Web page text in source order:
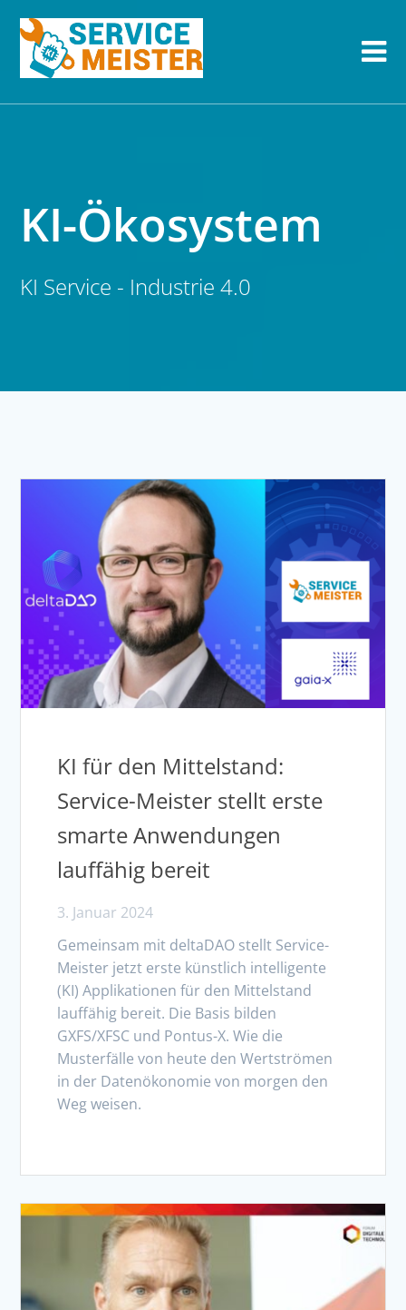
KI-Ökosystem
KI Service - Industrie 4.0
KI für den Mittelstand:
Service-Meister stellt erste
smarte Anwendungen
lauffähig bereit
3. Januar 2024
Gemeinsam mit deltaDAO stellt Service-
Meister jetzt erste künstlich intelligente
(KI) Applikationen für den Mittelstand
lauffähig bereit. Die Basis bilden
GXFS/XFSC und Pontus-X. Wie die
Musterfälle von heute den Wertströmen
in der Datenökonomie von morgen den
Weg weisen.